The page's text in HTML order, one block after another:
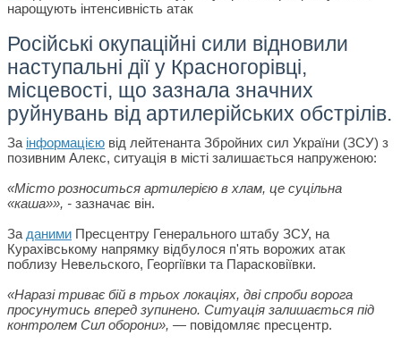
Російські окупаційні сили відновили
наступальні дії у Красногорівці,
місцевості, що зазнала значних
руйнувань від артилерійських обстрілів.
За інформацією від лейтенанта Збройних сил України (ЗСУ) з
позивним Алекс, ситуація в місті залишається напруженою:
«Місто розноситься артилерією в хлам, це суцільна
«каша»», - зазначає він.
За даними Пресцентру Генерального штабу ЗСУ, на
Курахівському напрямку відбулося п'ять ворожих атак
поблизу Невельского, Георгіївки та Парасковіївки.
«Наразі триває бій в трьох локаціях, дві спроби ворога
просунутись вперед зупинено. Ситуація залишається під
контролем Сил оборони», — повідомляє пресцентр.